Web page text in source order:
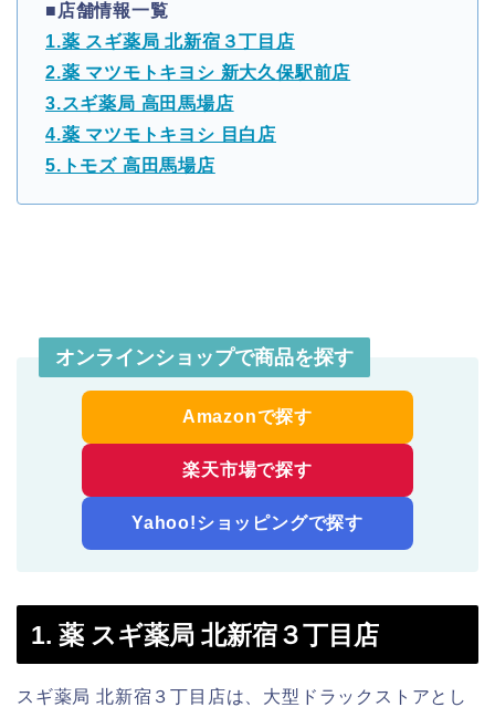
■店舗情報一覧
1.薬 スギ薬局 北新宿３丁目店
2.薬 マツモトキヨシ 新大久保駅前店
3.スギ薬局 高田馬場店
4.薬 マツモトキヨシ 目白店
5.トモズ 高田馬場店
オンラインショップで商品を探す
Amazonで探す
楽天市場で探す
Yahoo!ショッピングで探す
1. 薬 スギ薬局 北新宿３丁目店
スギ薬局 北新宿３丁目店は、大型ドラックストアとし